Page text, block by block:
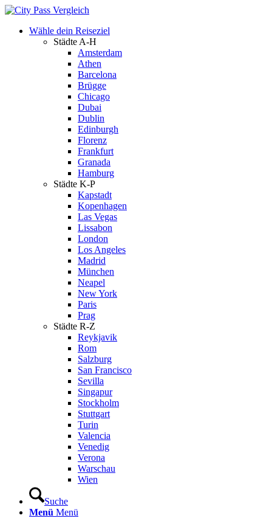
Wähle dein Reiseziel
Städte A-H
Amsterdam
Athen
Barcelona
Brügge
Chicago
Dubai
Dublin
Edinburgh
Florenz
Frankfurt
Granada
Hamburg
Städte K-P
Kapstadt
Kopenhagen
Las Vegas
Lissabon
London
Los Angeles
Madrid
München
Neapel
New York
Paris
Prag
Städte R-Z
Reykjavik
Rom
Salzburg
San Francisco
Sevilla
Singapur
Stockholm
Stuttgart
Turin
Valencia
Venedig
Verona
Warschau
Wien
Suche
Menü Menü